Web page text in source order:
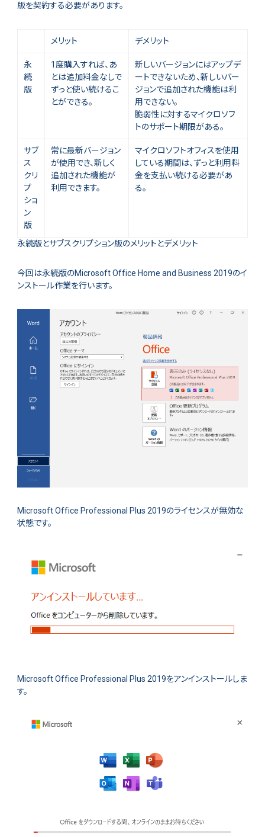
版を契約する必要があります。
メリット デメリット
永
続
版
1度購入すれば、あ
とは追加料金なしで
ずっと使い続けるこ
とができる。
新しいバージョンにはアップデ
ートできないため、新しいバー
ジョンで追加された機能は利
用できない。
脆弱性に対するマイクロソフ
トのサポート期限がある。
サブ
ス
クリ
プ
ショ
ン
版
常に最新バージョン
が使用でき、新しく
追加された機能が
利用できます。
マイクロソフトオフィスを使用
している期間は、ずっと利用料
金を支払い続ける必要があ
る。
永続版とサブスクリプション版のメリットとデメリット
今回は永続版のMicrosoft Office Home and Business 2019のイ
ンストール作業を行います。
Microsoft Office Professional Plus 2019のライセンスが無効な
状態です。
Microsoft Office Professional Plus 2019をアンインストールしま
す。